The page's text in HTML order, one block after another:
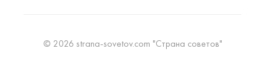
© 2026 strana-sovetov.com "Страна советов"